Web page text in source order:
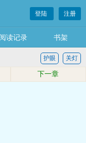
登陆 注册
阅读记录 书架
关灯
护眼
下一章